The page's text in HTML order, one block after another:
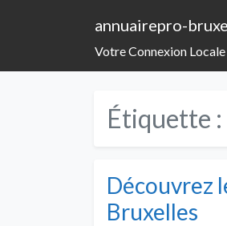
annuairepro-
Votre Connexion
Étiquette :
Découvrez
Bruxelles